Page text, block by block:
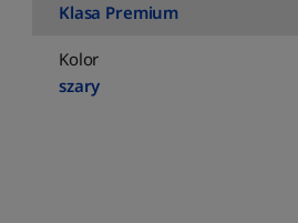
Klasa Premium
Kolor
szary